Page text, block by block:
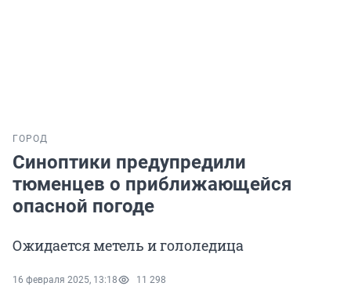
ГОРОД
Синоптики предупредили
тюменцев о приближающейся
опасной погоде
Ожидается метель и гололедица
16 февраля 2025, 13:18 11 298